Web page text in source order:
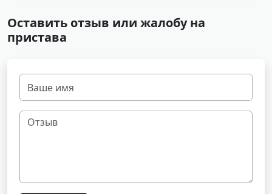
Оставить отзыв или жалобу на
пристава